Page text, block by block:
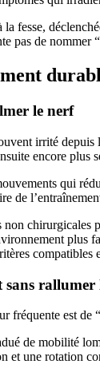
fesse,
pas de
le nerf
irrité
encore plus
qui
de
non
plus
sans
fréquente est de
de mobilité
et une rotation